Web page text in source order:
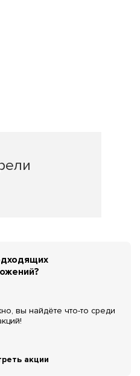
вы найдёте что-то среди
акции